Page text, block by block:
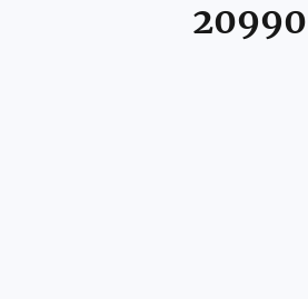
20990